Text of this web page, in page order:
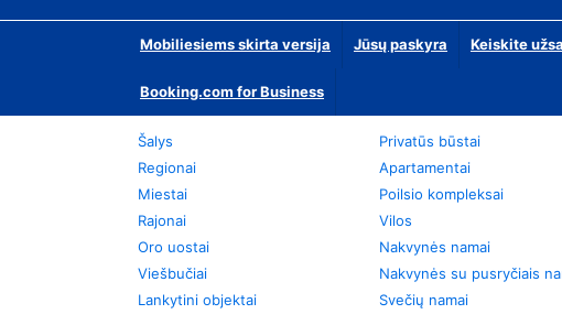
Mobiliesiems skirta versija Jūsų paskyra Keiskite
Booking.com for Business
Šalys
Regionai
Miestai
Rajonai
Oro uostai
Viešbučiai
Lankytini objektai
Privatūs būstai
Apartamentai
Poilsio kompleksai
Vilos
Nakvynės namai
Nakvynės su pusryčiais
Svečių namai